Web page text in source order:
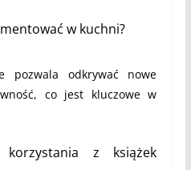
w kuchni?
pozwala odkrywać nowe
co jest kluczowe w
z książek